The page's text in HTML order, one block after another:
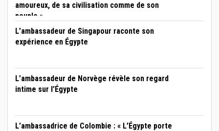
amoureux, de sa civilisation comme de son
peuple »
L’ambassadeur de Singapour raconte son
expérience en Égypte
L’ambassadeur de Norvège révèle son regard
intime sur l’Égypte
L’ambassadrice de Colombie : « L’Égypte porte